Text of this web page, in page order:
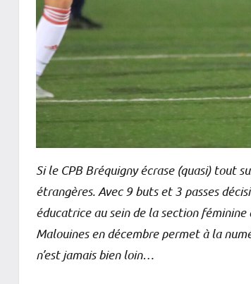
Si le CPB Bréquigny écrase (quasi) tout
étrangères. Avec 9 buts et 3 passes
éducatrice au sein de la section
Malouines en décembre permet à la
n’est jamais bien loin…